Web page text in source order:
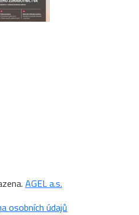
AGEL a.s.
osobních údajů